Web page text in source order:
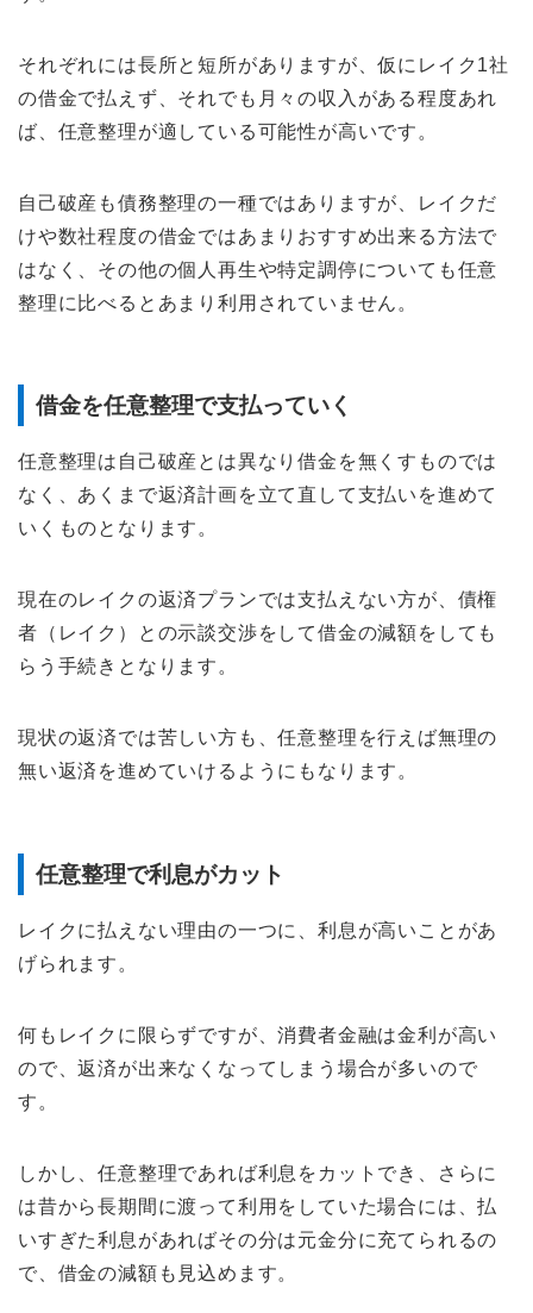
それぞれには長所と短所がありますが、仮にレイク1社
の借金で払えず、それでも月々の収入がある程度あれ
ば、任意整理が適している可能性が高いです。
自己破産も債務整理の一種ではありますが、レイクだ
けや数社程度の借金ではあまりおすすめ出来る方法で
はなく、その他の個人再生や特定調停についても任意
整理に比べるとあまり利用されていません。
借金を任意整理で支払っていく
任意整理は自己破産とは異なり借金を無くすものでは
なく、あくまで返済計画を立て直して支払いを進めて
いくものとなります。
現在のレイクの返済プランでは支払えない方が、債権
者（レイク）との示談交渉をして借金の減額をしても
らう手続きとなります。
現状の返済では苦しい方も、任意整理を行えば無理の
無い返済を進めていけるようにもなります。
任意整理で利息がカット
レイクに払えない理由の一つに、利息が高いことがあ
げられます。
何もレイクに限らずですが、消費者金融は金利が高い
ので、返済が出来なくなってしまう場合が多いので
す。
しかし、任意整理であれば利息をカットでき、さらに
は昔から長期間に渡って利用をしていた場合には、払
いすぎた利息があればその分は元金分に充てられるの
で、借金の減額も見込めます。